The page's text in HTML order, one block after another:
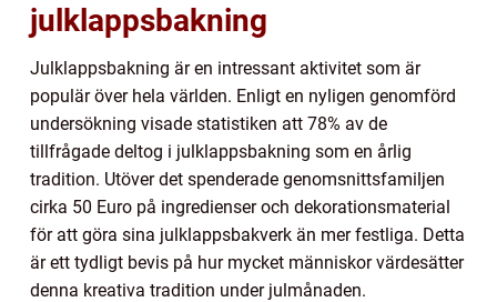
julklappsbakning
Julklappsbakning är en intressant aktivitet som är
populär över hela världen. Enligt en nyligen genomförd
undersökning visade statistiken att 78% av de
tillfrågade deltog i julklappsbakning som en årlig
tradition. Utöver det spenderade genomsnittsfamiljen
cirka 50 Euro på ingredienser och dekorationsmaterial
för att göra sina julklappsbakverk än mer festliga. Detta
är ett tydligt bevis på hur mycket människor värdesätter
denna kreativa tradition under julmånaden.